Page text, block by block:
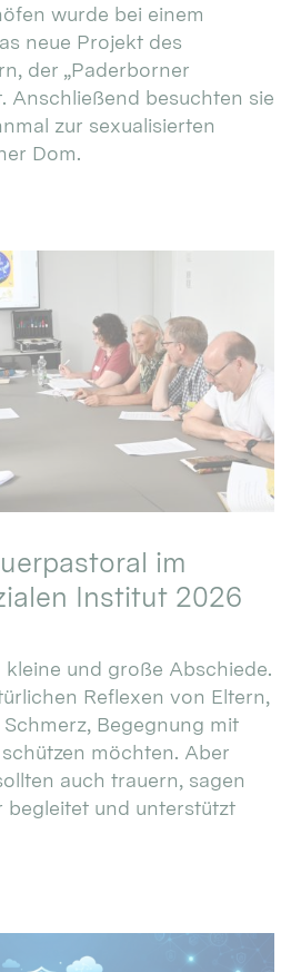
wurde bei einem
neue Projekt des
der „Paderborner
Anschließend besuchten sie
zur sexualisierten
Dom.
im
Institut 2026
und große Abschiede.
Reflexen von Eltern,
Begegnung mit
möchten. Aber
auch trauern, sagen
begleitet und unterstützt